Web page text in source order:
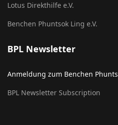
Lotus Direkthilfe e.V.
Benchen Phuntsok Ling e.V.
BPL Newsletter
Anmeldung zum Benchen
BPL Newsletter Subscription